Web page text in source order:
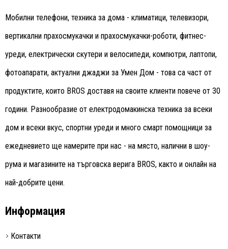
Мобилни телефони, техника за дома - климатици, телевизори,
вертикални прахосмукачки и прахосмукачки-роботи, фитнес-
уреди, електрически скутери и велосипеди, компютри, лаптопи,
фотоапарати, актуални джаджи за Умен Дом - това са част от
продуктите, които BROS доставя на своите клиенти повече от 30
години. Разнообразие от електродомакинска техника за всеки
дом и всеки вкус, спортни уреди и много смарт помощници за
ежедневието ще намерите при нас - на място, налични в шоу-
рума и магазините на търговска верига BROS, както и онлайн на
най-добрите цени.
Информация
Контакти